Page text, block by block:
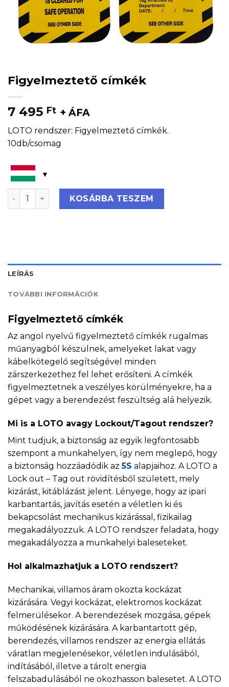
Figyelmeztető címkék
7 495 Ft + ÁFA
LOTO rendszer: Figyelmeztető címkék.
10db/csomag
Figyelmeztető címkék mennyiség
KOSÁRBA TESZEM
LEÍRÁS
TOVÁBBI INFORMÁCIÓK
Figyelmeztető címkék
Az angol nyelvű figyelmeztető címkék rugalmas
műanyagból készülnek, amelyeket lakat vagy
kábelkötegelő segítségével minden
zárszerkezethez fel lehet erősíteni. A címkék
figyelmeztetnek a veszélyes körülményekre, ha a
gépet vagy a berendezést feszültség alá helyezik.
Mi is a LOTO avagy Lockout/Tagout rendszer?
Mint tudjuk, a biztonság az egyik legfontosabb
szempont a munkahelyen, így nem meglepő, hogy
a biztonság hozzáadódik az5S alapjaihoz. A LOTO a
Lock out – Tag out rövidítésből született, mely
kizárást, kitáblázást jelent. Lényege, hogy az ipari
karbantartás, javítás esetén a véletlen ki és
bekapcsolást mechanikus kizárással, fizikailag
megakadályozzuk. A LOTO rendszer feladata, hogy
megakadályozza a munkahelyi baleseteket.
Hol alkalmazhatjuk a LOTO rendszert?
Mechanikai, villamos áram okozta kockázat
kizárására. Vegyi kockázat, elektromos kockázat
felmerülésekor. A berendezések mozgása, gépek
működésének kizárására. A karbantartott gép,
berendezés, villamos rendszer az energia ellátás
váratlan megjelenésekor, véletlen indulásából,
indításából, illetve a tárolt energia
felszabadulásából ne okozhasson balesetet. A LOTO